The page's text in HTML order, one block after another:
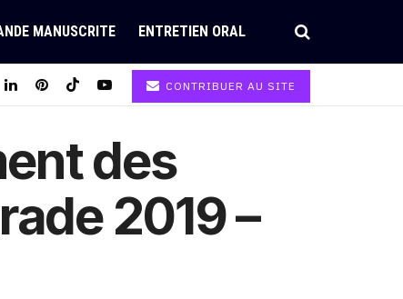
MANUSCRITE ENTRETIEN ORAL
CONTRIBUER AU SITE
des
2019 –